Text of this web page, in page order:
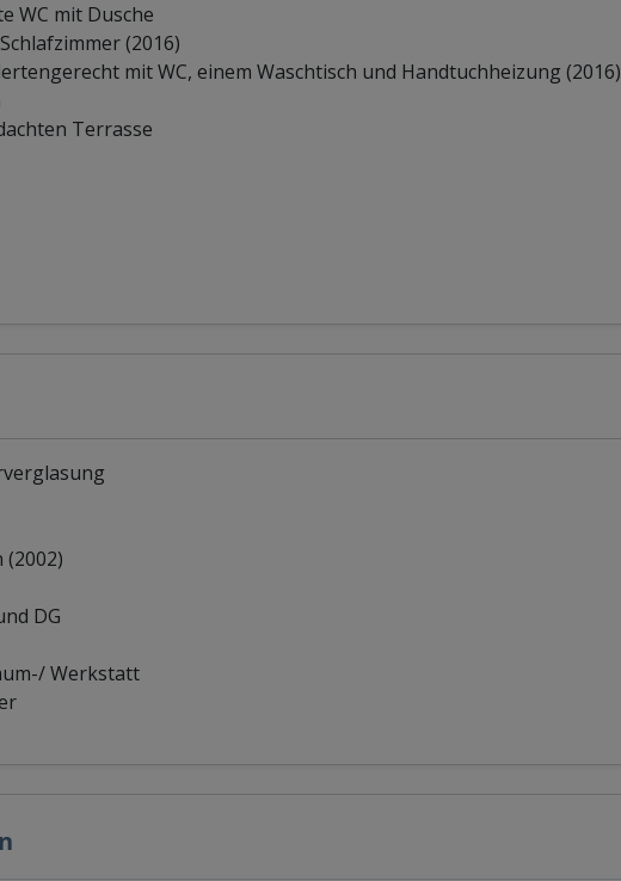
WC mit Dusche
(2016)
mit WC, einem Waschtisch und Handtuchheizung (2016)
Terrasse
DG
Werkstatt